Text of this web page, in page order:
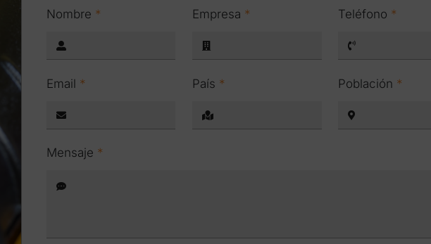
Nombre * Empresa * Teléfono *
Email * País * Población *
Mensaje *